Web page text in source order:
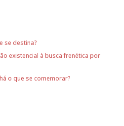
se destina?
existencial à busca frenética por
o que se comemorar?